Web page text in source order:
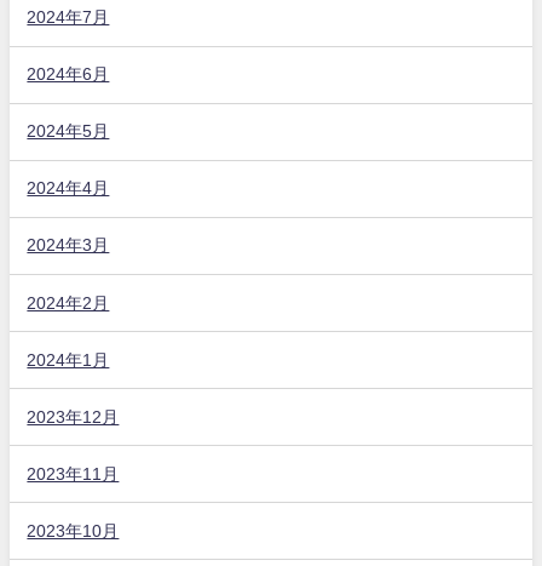
2024年7月
2024年6月
2024年5月
2024年4月
2024年3月
2024年2月
2024年1月
2023年12月
2023年11月
2023年10月